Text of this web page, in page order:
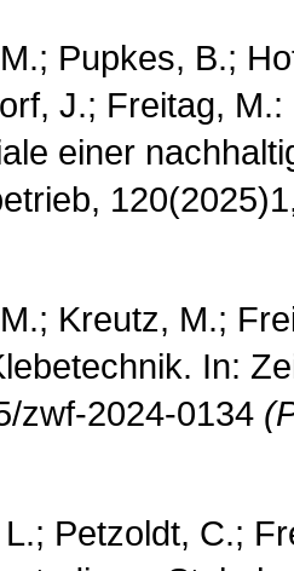
Pupkes, B.;
J.; Freitag,
einer
Kreutz, M.;
In:
zwf-2024-0134
L.; Petzoldt, C.;